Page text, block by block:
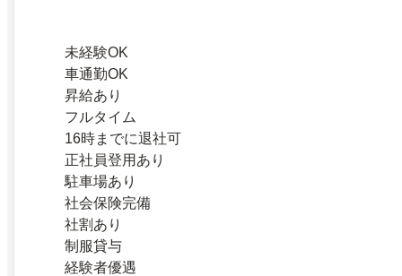
未経験OK
車通勤OK
昇給あり
フルタイム
16時までに退社可
正社員登用あり
駐車場あり
社会保険完備
社割あり
制服貸与
経験者優遇